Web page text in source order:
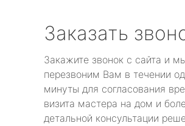
Заказать
Закажите звонок с сайта и
перезвоним Вам в течении
минуты для согласования
визита мастера на дом и
детальной консультации